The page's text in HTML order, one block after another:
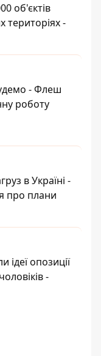
об'єктів
територіях -
- Флеш
роботу
в Україні -
про плани
опозиції
-